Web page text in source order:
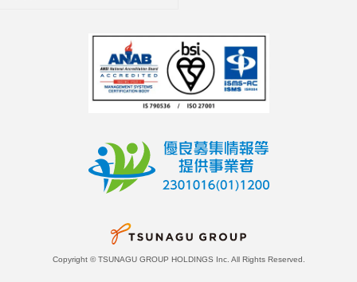
Copyright © TSUNAGU GROUP HOLDINGS Inc. All Rights Reserved.